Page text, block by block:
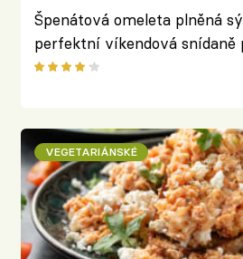
Špenátová omeleta plněná
perfektní víkendová snídaně
VEGETARIÁNSKÉ